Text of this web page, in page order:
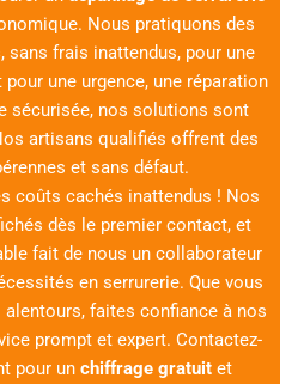
Nous pratiquons des
, sans frais inattendus, pour une
une urgence, une réparation
sécurisée, nos solutions sont
artisans qualifiés offrent des
et sans défaut.
coûts cachés inattendus ! Nos
dès le premier contact, et
fait de nous un collaborateur
en serrurerie. Que vous
faites confiance à nos
prompt et expert. Contactez-
pour un chiffrage gratuitet